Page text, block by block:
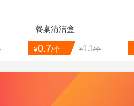
餐桌清洁盒
¥0.7/个 ¥1.1/个